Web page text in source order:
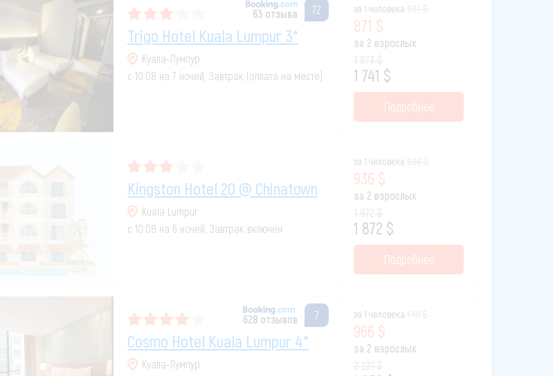
63 отзыва 7.2
Trigo Hotel Kuala Lumpur 3*
Куала-Лумпур
с 10.08 на 7 ночей, Завтрак (оплата на месте)
за 1 человека
871 $
за 2 взрослых
1 741 $
Подробнее
Kingston Hotel 20 @ Chinatown
Kuala Lumpur
с 10.08 на 6 ночей, Завтрак включен
за 1 человека
936 $
за 2 взрослых
1 872 $
Подробнее
628 отзывов 7
Cosmo Hotel Kuala Lumpur 4*
Куала-Лумпур
за 1 человека
966 $
за 2 взрослых